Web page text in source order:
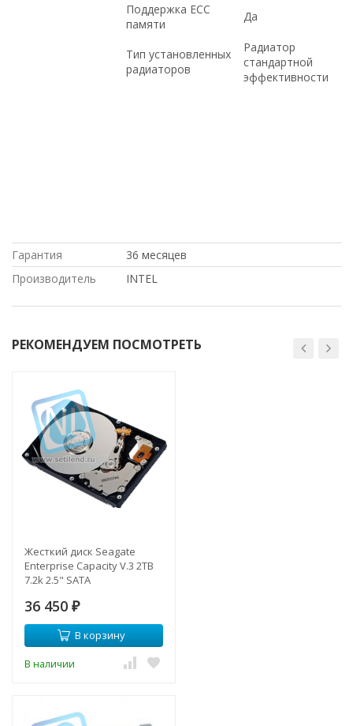
Поддержка ECC
памяти
Да
Тип установленных
радиаторов
Радиатор
стандартной
эффективности
Гарантия
36 месяцев
Производитель
INTEL
РЕКОМЕНДУЕМ ПОСМОТРЕТЬ
Жесткий диск Seagate
Enterprise Capacity V.3 2TB
7.2k 2.5" SATA
36 450 ₽
В корзину
В наличии